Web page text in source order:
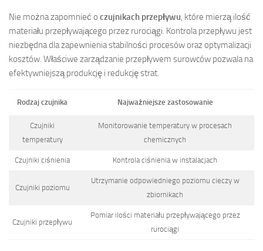
Nie można zapomnieć o czujnikach przepływu, które mierzą ilość
materiału przepływającego przez rurociągi. Kontrola przepływu jest
niezbędna dla zapewnienia stabilności procesów oraz optymalizacji
kosztów. Właściwe zarządzanie przepływem surowców pozwala na
efektywniejszą produkcję i redukcję strat.
Rodzaj czujnika Najważniejsze zastosowanie
Czujniki
temperatury
Monitorowanie temperatury w procesach
chemicznych
Czujniki ciśnienia Kontrola ciśnienia w instalacjach
Czujniki poziomu
Utrzymanie odpowiedniego poziomu cieczy w
zbiornikach
Czujniki przepływu
Pomiar ilości materiału przepływającego przez
rurociągi